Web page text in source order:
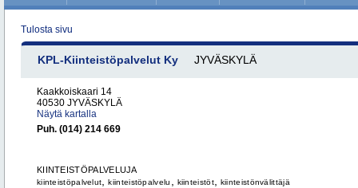
Tulosta sivu
KPL-Kiinteistöpalvelut Ky JYVÄSKYLÄ
Kaakkoiskaari 14
40530 JYVÄSKYLÄ
Näytä kartalla
Puh. (014) 214 669
KIINTEISTÖPALVELUJA
kiinteistöpalvelut ,kiinteistöpalvelu kiinteistöt, kiinteistönvälittäjä